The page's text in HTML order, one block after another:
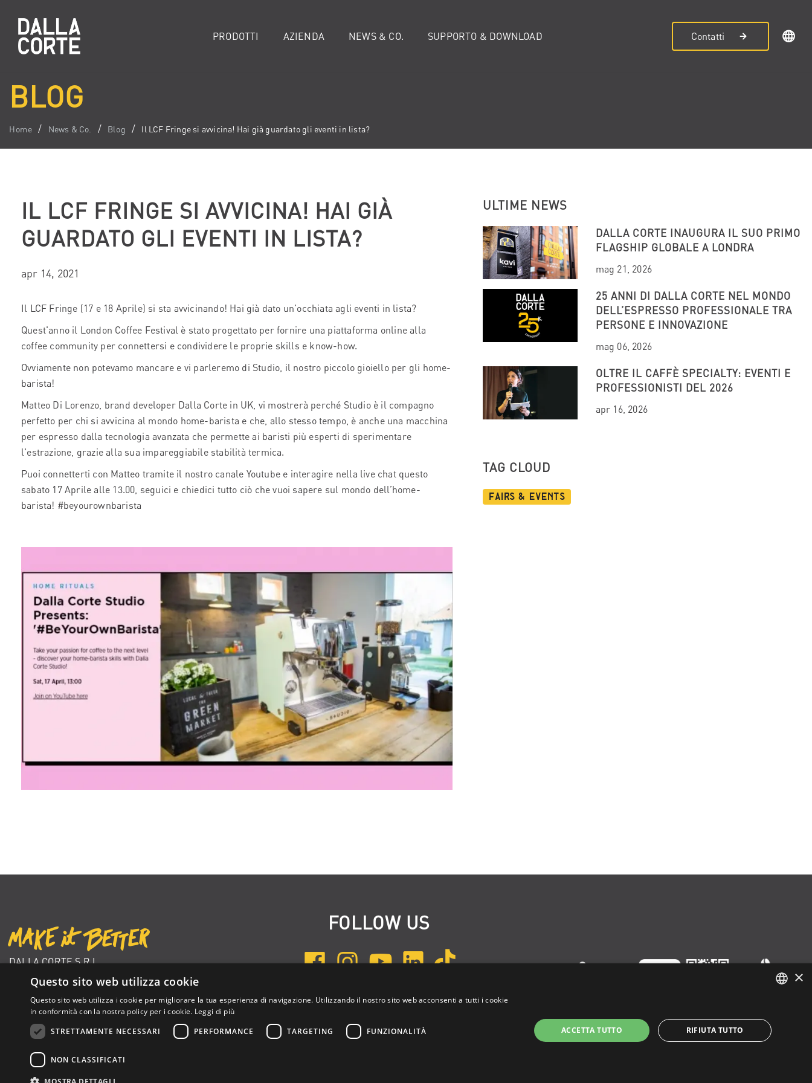
PRODOTTI AZIENDA NEWS & CO. SUPPORTO & DOWNLOAD Contatti
BLOG
Home News & Co. Blog Il LCF Fringe si avvicina! Hai già guardato gli eventi in lista?
IL LCF FRINGE SI AVVICINA! HAI GIÀ
GUARDATO GLI EVENTI IN LISTA?
apr 14, 2021
Il LCF Fringe (17 e 18 Aprile) si sta avvicinando! Hai già dato un’occhiata agli eventi in lista?
Quest'anno il London Coffee Festival è stato progettato per fornire una piattaforma online alla
coffee community per connettersi e condividere le proprie skills e know-how.
Ovviamente non potevamo mancare e vi parleremo di Studio, il nostro piccolo gioiello per gli home-
barista!
Matteo Di Lorenzo, brand developer Dalla Corte in UK, vi mostrerà perché Studio è il compagno
perfetto per chi si avvicina al mondo home-barista e che, allo stesso tempo, è anche una macchina
per espresso dalla tecnologia avanzata che permette ai baristi più esperti di sperimentare
l'estrazione, grazie alla sua impareggiabile stabilità termica.
Puoi connetterti con Matteo tramite il nostro canale Youtube e interagire nella live chat questo
sabato 17 Aprile alle 13.00, seguici e chiedici tutto ciò che vuoi sapere sul mondo dell’home-
barista! #beyourownbarista
ULTIME NEWS
DALLA CORTE INAUGURA IL SUO PRIMO
FLAGSHIP GLOBALE A LONDRA
mag 21, 2026
25 ANNI DI DALLA CORTE NEL MONDO
DELL’ESPRESSO PROFESSIONALE TRA
PERSONE E INNOVAZIONE
mag 06, 2026
OLTRE IL CAFFÈ SPECIALTY: EVENTI E
PROFESSIONISTI DEL 2026
apr 16, 2026
TAG CLOUD
Fairs & Events
DALLA CORTE S.R.L.
VIA ZAMBELETTI 10
+39 02 366 92 204
info@dallacorte.com
FOLLOW US
ITALIAN
×
Questo sito web utilizza cookie
Questo sito web utilizza i cookie per migliorare la tua esperienza di navigazione. Utilizzando il nostro sito web acconsenti a tutti i cookie
in conformità con la nostra policy per i cookie. Leggi di più
STRETTAMENTE NECESSARI
PERFORMANCE TARGETING FUNZIONALITÀ
NON CLASSIFICATI
ACCETTA TUTTO RIFIUTA TUTTO